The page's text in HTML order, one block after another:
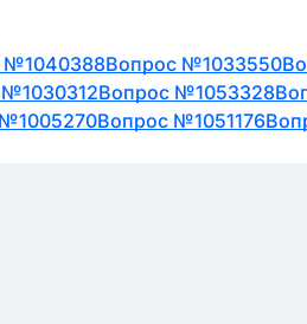
№1040388Вопрос №1033550
Вопрос №1053328
Вопрос №1051176